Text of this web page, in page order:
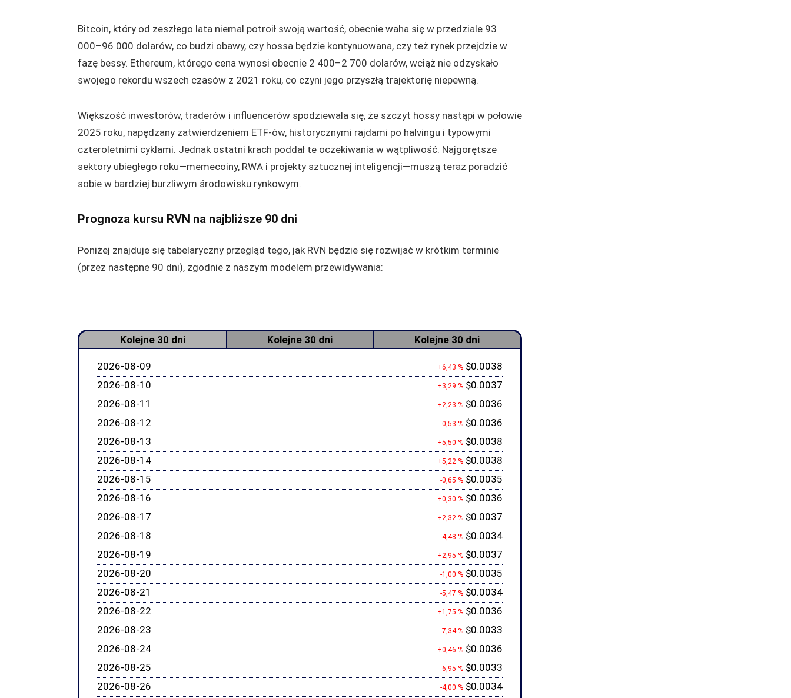
Bitcoin, który od zeszłego lata niemal potroił swoją wartość, obecnie waha się w przedziale 93
000–96 000 dolarów, co budzi obawy, czy hossa będzie kontynuowana, czy też rynek przejdzie w
fazę bessy. Ethereum, którego cena wynosi obecnie 2 400–2 700 dolarów, wciąż nie odzyskało
swojego rekordu wszech czasów z 2021 roku, co czyni jego przyszłą trajektorię niepewną.
Większość inwestorów, traderów i influencerów spodziewała się, że szczyt hossy nastąpi w połowie
2025 roku, napędzany zatwierdzeniem ETF-ów, historycznymi rajdami po halvingu i typowymi
czteroletnimi cyklami. Jednak ostatni krach poddał te oczekiwania w wątpliwość. Najgorętsze
sektory ubiegłego roku—memecoiny, RWA i projekty sztucznej inteligencji—muszą teraz poradzić
sobie w bardziej burzliwym środowisku rynkowym.
Prognoza kursu RVN na najbliższe 90 dni
Poniżej znajduje się tabelaryczny przegląd tego, jak RVN będzie się rozwijać w krótkim terminie
(przez następne 90 dni), zgodnie z naszym modelem przewidywania:
Kolejne 30 dni Kolejne 30 dni Kolejne 30 dni
2026-08-09 +6,43 % $0.0038
2026-08-10
+3,29 % $0.0037
2026-08-11
+2,23 % $0.0036
2026-08-12
-0,53 % $0.0036
2026-08-13
+5,50 % $0.0038
2026-08-14
+5,22 % $0.0038
2026-08-15
-0,65 % $0.0035
2026-08-16
+0,30 % $0.0036
2026-08-17
+2,32 % $0.0037
2026-08-18
-4,48 % $0.0034
2026-08-19
+2,95 % $0.0037
2026-08-20
-1,00 % $0.0035
2026-08-21
-5,47 % $0.0034
2026-08-22
+1,75 % $0.0036
2026-08-23
-7,34 % $0.0033
2026-08-24
+0,46 % $0.0036
2026-08-25
-6,95 % $0.0033
2026-08-26
-4,00 % $0.0034